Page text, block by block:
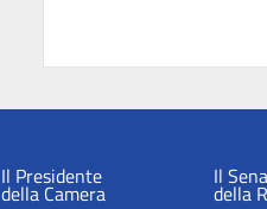
Il Presidente
della Camera
Il
della